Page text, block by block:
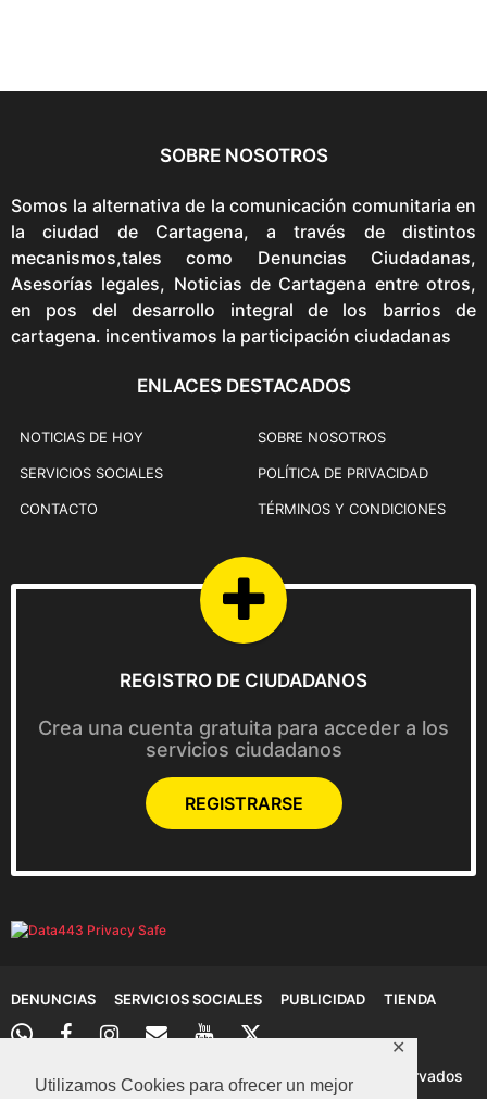
Utilizamos Cookies para ofrecer un mejor
✕
SOBRE NOSOTROS
Somos la alternativa de la comunicación comunitaria en
la ciudad de Cartagena, a través de distintos
mecanismos,tales como Denuncias Ciudadanas,
Asesorías legales, Noticias de Cartagena entre otros,
en pos del desarrollo integral de los barrios de
cartagena. incentivamos la participación ciudadanas
ENLACES DESTACADOS
NOTICIAS DE HOY
SERVICIOS SOCIALES
CONTACTO
SOBRE NOSOTROS
POLÍTICA DE PRIVACIDAD
TÉRMINOS Y CONDICIONES
REGISTRO DE CIUDADANOS
Crea una cuenta gratuita para acceder a los
servicios ciudadanos
REGISTRARSE
DENUNCIAS SERVICIOS SOCIALES PUBLICIDAD TIENDA
© 2026 Denuncias Cartagena: Todos los derechos reservados